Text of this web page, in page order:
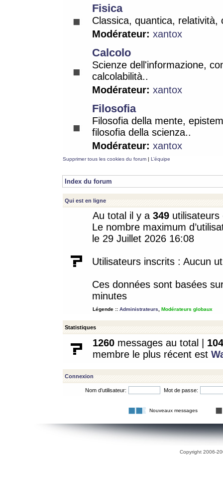
Fisica
Classica, quantica, relatività,
Modérateur: xantox
Calcolo
Scienze dell'informazione,
calcolabilità..
Modérateur: xantox
Filosofia
Filosofia della mente,
filosofia della scienza..
Modérateur: xantox
Supprimer tous les cookies du forum | L’équipe
Index du forum
Qui est en ligne
Au total il y a 349
Le nombre maximum
le 29 Juillet 2026 16:08
Utilisateurs inscrits : Aucun
Ces données sont basées
minutes
Légende :: Administrateurs Modérateurs globaux
Statistiques
1260 messages au total | 104
membre le plus récent est
Connexion
Nom d’utilisateur: Mot de passe:
Nouveaux messages
Copyright 2006-